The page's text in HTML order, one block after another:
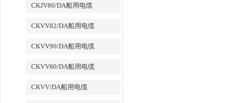
CKJV80/DA船用电缆
CKVV82/DA船用电缆
CKVV90/DA船用电缆
CKVV80/DA船用电缆
CKVV/DA船用电缆